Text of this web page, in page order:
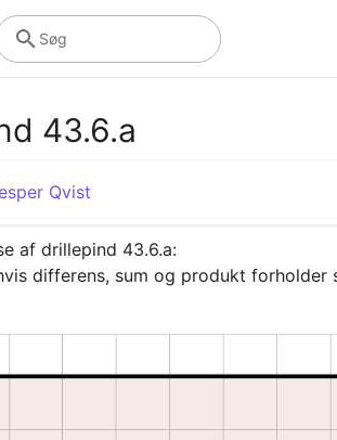
Søg
43.6.a
Qvist
af drillepind 43.6.a:
differens, sum og produkt forholder